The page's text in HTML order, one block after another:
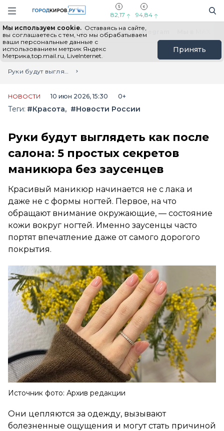
Навигация сайта
82,17 94,84
Мы используем cookie. Оставаясь на сайте,
вы соглашаетесь с тем, что мы обрабатываем
ваши персональные данные с
использованием метрик Яндекс
Метрика,top.mail.ru, LiveInternet.
Принять
Выборы - 2026 Все новости Мы в Telegram
Главная
Лента новостей
Руки будут выглядеть как после салона: 5 простых секретов маникюра без заусенцев
НОВОСТИ 10 июн 2026, 15:30 0+
Теги: #Красота #Новости России
Руки будут выглядеть как после
салона: 5 простых секретов
маникюра без заусенцев
Красивый маникюр начинается не с лака и
даже не с формы ногтей. Первое, на что
обращают внимание окружающие, — состояние
кожи вокруг ногтей. Именно заусенцы часто
портят впечатление даже от самого дорогого
покрытия.
Источник фото: Архив редакции
Они цепляются за одежду, вызывают
болезненные ощущения и могут стать причиной